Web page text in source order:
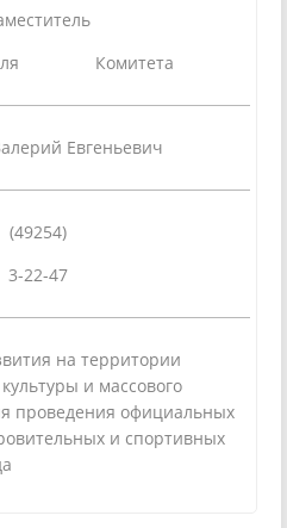
Комитета
Евгеньевич
(49254)
3-22-47
на территории
и массового
проведения официальных
и спортивных